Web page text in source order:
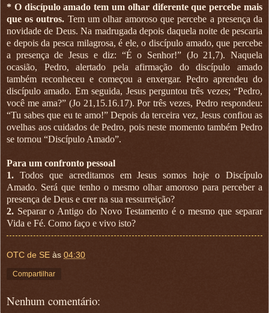
* O discípulo amado tem um olhar diferente que percebe mais
que os outros. Tem um olhar amoroso que percebe a presença da
novidade de Deus. Na madrugada depois daquela noite de pescaria
e depois da pesca milagrosa, é ele, o discípulo amado, que percebe
a presença de Jesus e diz: “É o Senhor!” (Jo 21,7). Naquela
ocasião, Pedro, alertado pela afirmação do discípulo amado
também reconheceu e começou a enxergar. Pedro aprendeu do
discípulo amado. Em seguida, Jesus perguntou três vezes; “Pedro,
você me ama?” (Jo 21,15.16.17). Por três vezes, Pedro respondeu:
“Tu sabes que eu te amo!” Depois da terceira vez, Jesus confiou as
ovelhas aos cuidados de Pedro, pois neste momento também Pedro
se tornou “Discípulo Amado”.
Para um confronto pessoal
1. Todos que acreditamos em Jesus somos hoje o Discípulo
Amado. Será que tenho o mesmo olhar amoroso para perceber a
presença de Deus e crer na sua ressurreição?
2. Separar o Antigo do Novo Testamento é o mesmo que separar
Vida e Fé. Como faço e vivo isto?
OTC de SE às 04:30
Compartilhar
Nenhum comentário: